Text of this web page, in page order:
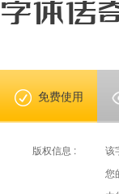
字体传
免费使用
版权信息 : 该
您